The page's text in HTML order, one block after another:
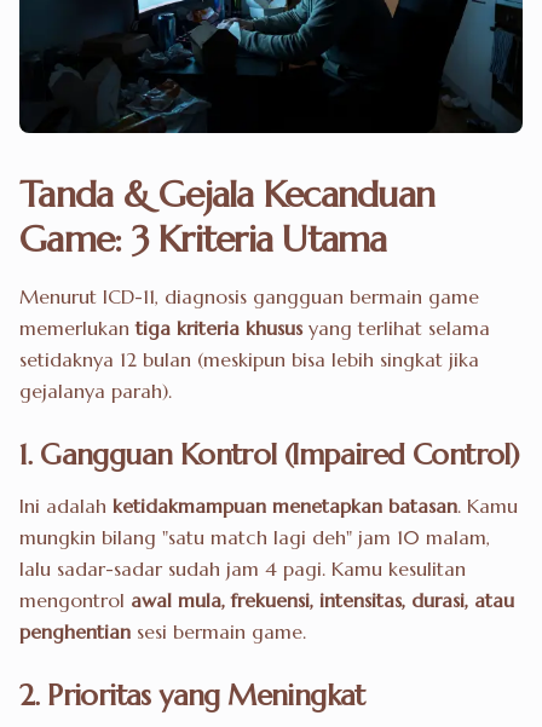
Tanda & Gejala Kecanduan
Game: 3 Kriteria Utama
Menurut ICD-11, diagnosis gangguan bermain game
memerlukantiga kriteria khususyang terlihat selama
setidaknya 12 bulan (meskipun bisa lebih singkat jika
gejalanya parah).
1. Gangguan Kontrol (Impaired Control)
Ini adalah ketidakmampuan menetapkan batasan. Kamu
mungkin bilang "satu match lagi deh" jam 10 malam,
lalu sadar-sadar sudah jam 4 pagi. Kamu kesulitan
mengontrol awal mula, frekuensi, intensitas, durasi, atau
penghentian sesi bermain game.
2. Prioritas yang Meningkat